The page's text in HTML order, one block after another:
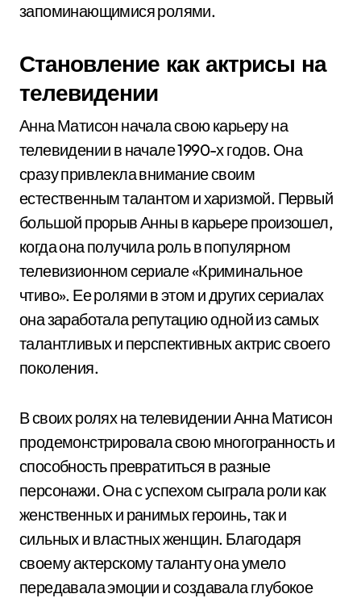
запоминающимися ролями.
Становление как актрисы на
телевидении
Анна Матисон начала свою карьеру на
телевидении в начале 1990-х годов. Она
сразу привлекла внимание своим
естественным талантом и харизмой. Первый
большой прорыв Анны в карьере произошел,
когда она получила роль в популярном
телевизионном сериале «Криминальное
чтиво». Ее ролями в этом и других сериалах
она заработала репутацию одной из самых
талантливых и перспективных актрис своего
поколения.
В своих ролях на телевидении Анна Матисон
продемонстрировала свою многогранность и
способность превратиться в разные
персонажи. Она с успехом сыграла роли как
женственных и ранимых героинь, так и
сильных и властных женщин. Благодаря
своему актерскому таланту она умело
передавала эмоции и создавала глубокое